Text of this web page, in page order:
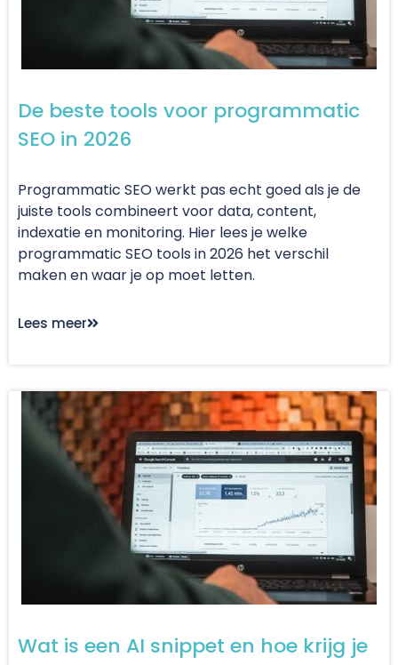
De beste tools voor programmatic
SEO in 2026
Programmatic SEO werkt pas echt goed als je de
juiste tools combineert voor data, content,
indexatie en monitoring. Hier lees je welke
programmatic SEO tools in 2026 het verschil
maken en waar je op moet letten.
Lees meer
Wat is een AI snippet en hoe krijg je